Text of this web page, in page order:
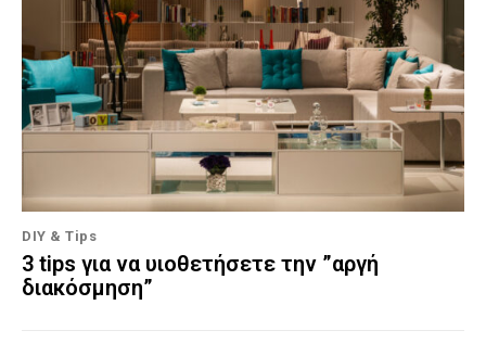
DIY & Tips
3 tips για να υιοθετήσετε την ”αργή
διακόσμηση”